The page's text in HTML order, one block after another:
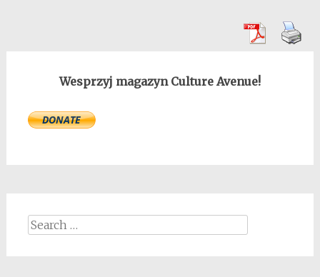
Wesprzyj magazyn Culture Avenue!
Search
for: